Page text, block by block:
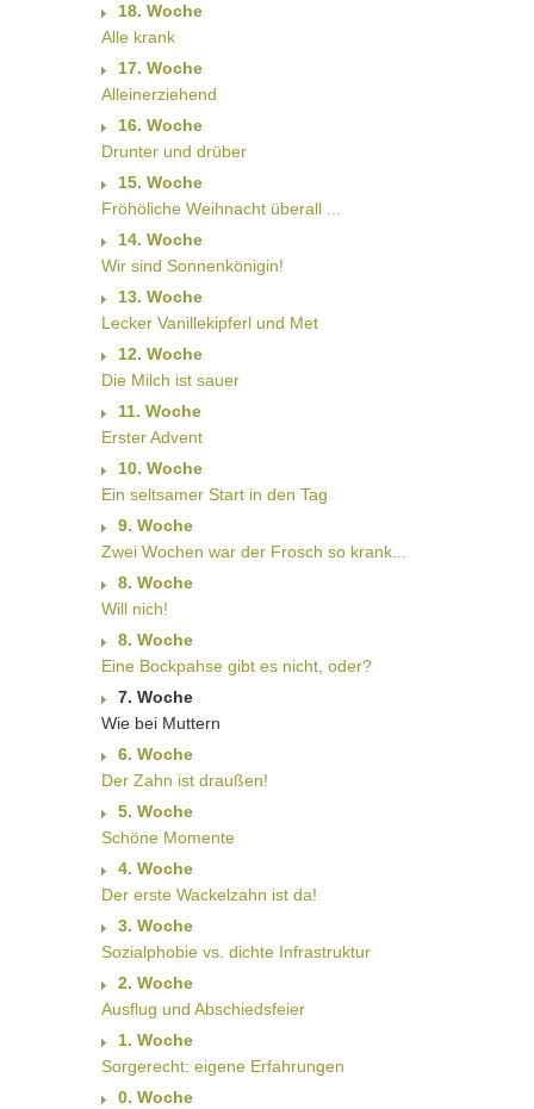
18. Woche
Alle krank
17. Woche
Alleinerziehend
16. Woche
Drunter und drüber
15. Woche
Fröhöliche Weihnacht überall ...
14. Woche
Wir sind Sonnenkönigin!
13. Woche
Lecker Vanillekipferl und Met
12. Woche
Die Milch ist sauer
11. Woche
Erster Advent
10. Woche
Ein seltsamer Start in den Tag
9. Woche
Zwei Wochen war der Frosch so krank...
8. Woche
Will nich!
8. Woche
Eine Bockpahse gibt es nicht, oder?
7. Woche
Wie bei Muttern
6. Woche
Der Zahn ist draußen!
5. Woche
Schöne Momente
4. Woche
Der erste Wackelzahn ist da!
3. Woche
Sozialphobie vs. dichte Infrastruktur
2. Woche
Ausflug und Abschiedsfeier
1. Woche
Sorgerecht: eigene Erfahrungen
0. Woche